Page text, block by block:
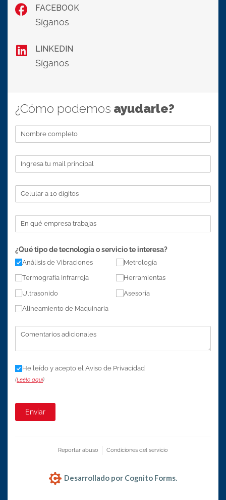
FACEBOOK
Síganos
LINKEDIN
Síganos
¿Cómo podemos ayudarle?
Nombre completo
Correo electrónico (necesario)
Teléfono (necesario)
Empresa
¿Qué tipo de tecnología o servicio te interesa?
Análisis de Vibraciones
Termografía Infrarroja
Ultrasonido
Alineamiento de Maquinaria
Metrología
Herramientas
Asesoría
Comentarios adicionales
Aviso de Privacidad
He leído y acepto el Aviso de Privacidad
(Leélo aquí)
Enviar
Reportar abuso Condiciones del servicio
Desarrollado por Cognito Forms.